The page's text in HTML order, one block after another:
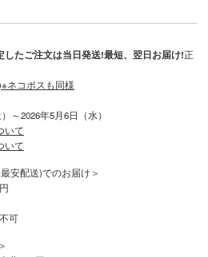
たご注文は当日発送!最短、翌日お届け!正
ネコポスも同様
～2026年5月6日（水）
いて
いて
安配送)でのお届け＞
可